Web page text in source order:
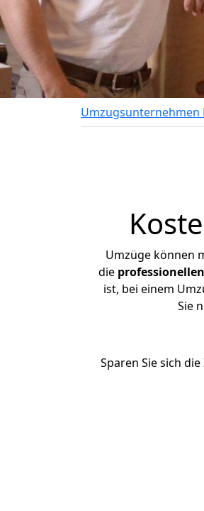
Umzugsunternehmen
Umzüge können
die
ist, bei einem
Sie
Sparen Sie sich